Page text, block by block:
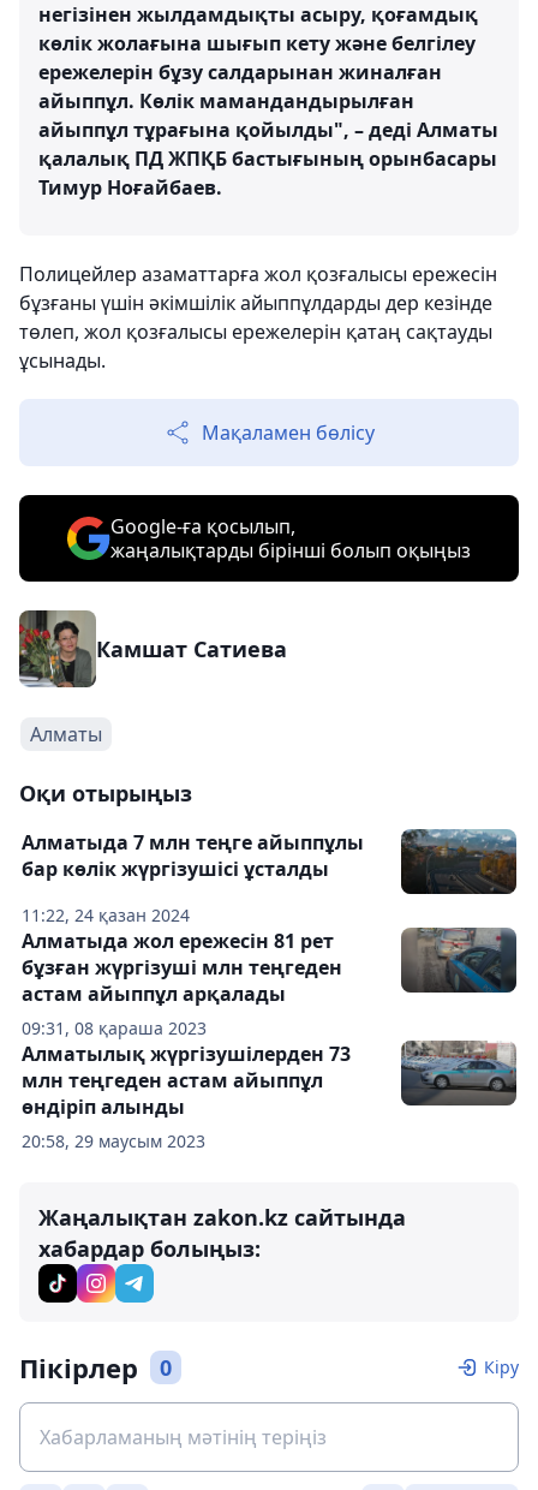
негізінен жылдамдықты асыру, қоғамдық
көлік жолағына шығып кету және белгілеу
ережелерін бұзу салдарынан жиналған
айыппұл. Көлік мамандандырылған
айыппұл тұрағына қойылды", – деді Алматы
қалалық ПД ЖПҚБ бастығының орынбасары
Тимур Ноғайбаев.
Полицейлер азаматтарға жол қозғалысы ережесін
бұзғаны үшін әкімшілік айыппұлдарды дер кезінде
төлеп, жол қозғалысы ережелерін қатаң сақтауды
ұсынады.
Мақаламен бөлісу
Google-ға қосылып,
жаңалықтарды бірінші болып оқыңыз
Камшат Сатиева
Алматы
Оқи отырыңыз
11:22, 24 қазан 2024
Алматыда 7 млн теңге айыппұлы
бар көлік жүргізушісі ұсталды
09:31, 08 қараша 2023
Алматыда жол ережесін 81 рет
бұзған жүргізуші млн теңгеден
астам айыппұл арқалады
20:58, 29 маусым 2023
Алматылық жүргізушілерден 73
млн теңгеден астам айыппұл
өндіріп алынды
Жаңалықтан zakon.kz сайтында
хабардар болыңыз:
Пікірлер 0 Кіру